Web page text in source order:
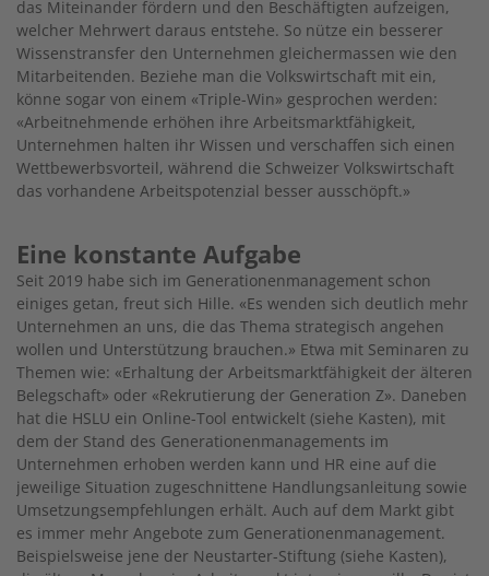
das Miteinander fördern und den Beschäftigten aufzeigen,
welcher Mehrwert daraus entstehe. So nütze ein besserer
Wissenstransfer den Unternehmen gleichermassen wie den
Mitarbeitenden. Beziehe man die Volkswirtschaft mit ein,
könne sogar von einem «Triple-Win» gesprochen werden:
«Arbeitnehmende erhöhen ihre Arbeitsmarktfähigkeit,
Unternehmen halten ihr Wissen und verschaffen sich einen
Wettbewerbsvorteil, während die Schweizer Volkswirtschaft
das vorhandene Arbeitspotenzial besser ausschöpft.»
Eine konstante Aufgabe
Seit 2019 habe sich im Generationenmanagement schon
einiges getan, freut sich Hille. «Es wenden sich deutlich mehr
Unternehmen an uns, die das Thema strategisch angehen
wollen und Unterstützung brauchen.» Etwa mit Seminaren zu
Themen wie: «Erhaltung der Arbeitsmarktfähigkeit der älteren
Belegschaft» oder «Rekrutierung der Generation Z». Daneben
hat die HSLU ein Online-Tool entwickelt (siehe Kasten), mit
dem der Stand des Generationenmanagements im
Unternehmen erhoben werden kann und HR eine auf die
jeweilige Situation zugeschnittene Handlungsanleitung sowie
Umsetzungsempfehlungen erhält. Auch auf dem Markt gibt
es immer mehr Angebote zum Generationenmanagement.
Beispielsweise jene der Neustarter-Stiftung (siehe Kasten),